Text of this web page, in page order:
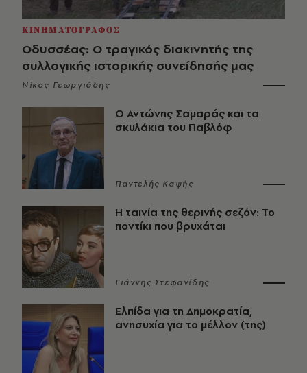
ΚΙΝΗΜΑΤΟΓΡΑΦΟΣ
Οδυσσέας: Ο τραγικός διακινητής της
συλλογικής ιστορικής συνείδησής μας
Νίκος Γεωργιάδης
Ο Αντώνης Σαμαράς και τα
σκυλάκια του Παβλόφ
Παντελής Καψής
Η ταινία της θερινής σεζόν: Το
ποντίκι που βρυχάται
Γιάννης Στεφανίδης
Ελπίδα για τη Δημοκρατία,
ανησυχία για το μέλλον (της)